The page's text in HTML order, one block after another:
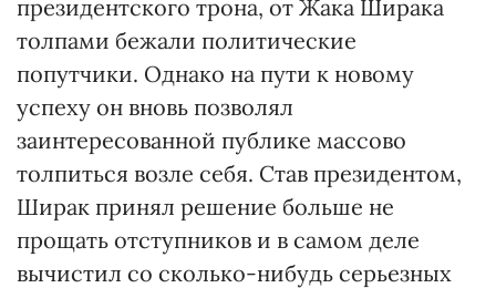
президентского трона, от Жака Ширака
толпами бежали политические
попутчики. Однако на пути к новому
успеху он вновь позволял
заинтересованной публике массово
толпиться возле себя. Став президентом,
Ширак принял решение больше не
прощать отступников и в самом деле
вычистил со сколько-нибудь серьезных